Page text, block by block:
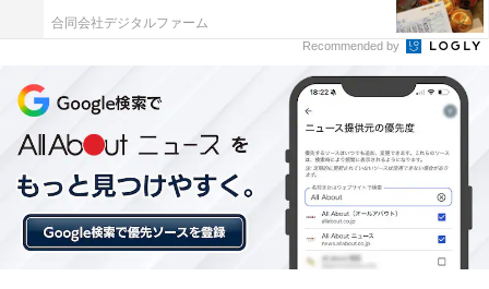
合同会社デジタルファーム
Recommended by